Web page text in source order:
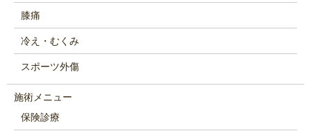
膝痛
冷え・むくみ
スポーツ外傷
施術メニュー
保険診療